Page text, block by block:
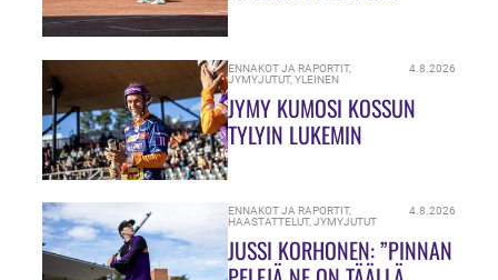
ENNAKOT JA RAPORTIT,
JYMYJUTUT,YLEINEN
4.8.2026
JYMY KUMOSI KOSSUN
TYLYIN LUKEMIN
ENNAKOT JA RAPORTIT,
HAASTATTELUT,JYMYJUTUT
4.8.2026
JUSSI KORHONEN: ”PINNAN